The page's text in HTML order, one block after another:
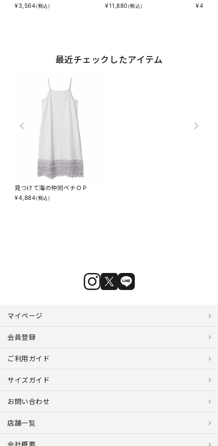
¥3,564(税込)
¥11,880 (税込)
¥4,554
最近チェックしたアイテム
見つけて海の仲間ペチＯＰ
¥4,884(税込)
マイページ
会員登録
ご利用ガイド
サイズガイド
お問い合わせ
店舗一覧
会社概要